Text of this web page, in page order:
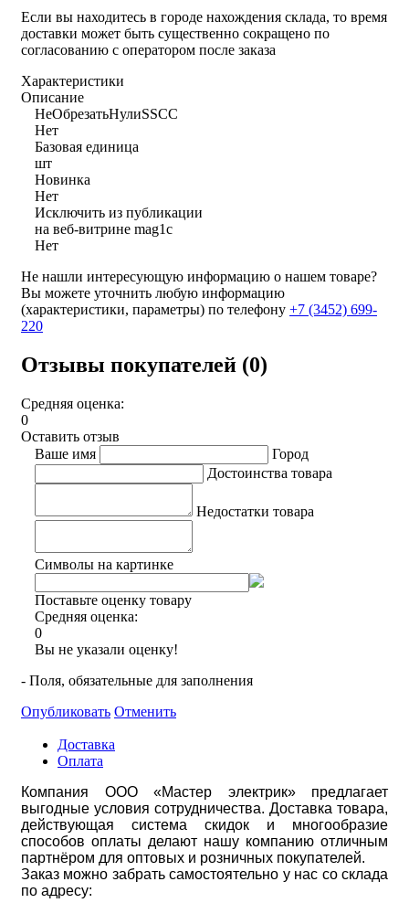
Если вы находитесь в городе нахождения склада, то время
доставки может быть существенно сокращено по
согласованию с оператором после заказа
Характеристики
Описание
НеОбрезатьНулиSSCC
Нет
Базовая единица
шт
Новинка
Нет
Исключить из публикации
на веб-витрине mag1c
Нет
Не нашли интересующую информацию о нашем товаре?
Вы можете уточнить любую информацию
(характеристики, параметры) по телефону +7 (3452) 699-
220
Отзывы покупателей (0)
Средняя оценка:
0
Оставить отзыв
Ваше имя
Город
Достоинства товара
Недостатки товара
Символы на картинке
Поставьте оценку товару
Средняя оценка:
0
Вы не указали оценку!
- Поля, обязательные для заполнения
Опубликовать Отменить
Доставка
Оплата
Компания ООО «Мастер электрик» предлагает
выгодные условия сотрудничества. Доставка товара,
действующая система скидок и многообразие
способов оплаты делают нашу компанию отличным
партнёром для оптовых и розничных покупателей.
Заказ можно забрать самостоятельно у нас со склада
по адресу: